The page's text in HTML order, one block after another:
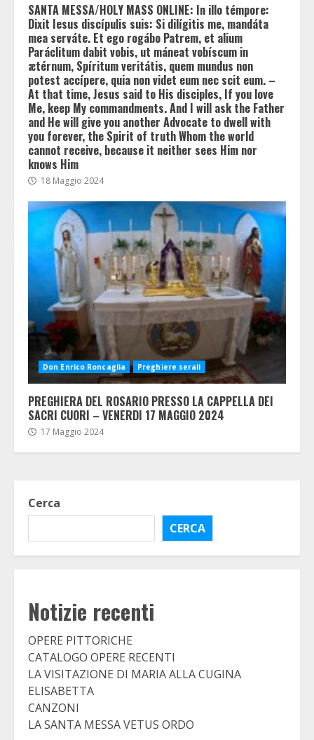
SANTA MESSA/HOLY MASS ONLINE: In illo témpore:
Dixit Iesus discípulis suis: Si dilígitis me, mandáta
mea serváte. Et ego rogábo Patrem, et alium
Paráclitum dabit vobis, ut máneat vobíscum in
ætérnum, Spíritum veritátis, quem mundus non
potest accípere, quia non videt eum nec scit eum. –
At that time, Jesus said to His disciples, If you love
Me, keep My commandments. And I will ask the Father
and He will give you another Advocate to dwell with
you forever, the Spirit of truth Whom the world
cannot receive, because it neither sees Him nor
knows Him
18 Maggio 2024
Don Enrico Roncaglia Preghiere serali
PREGHIERA DEL ROSARIO PRESSO LA CAPPELLA DEI
SACRI CUORI – VENERDI 17 MAGGIO 2024
17 Maggio 2024
Cerca
CERCA
Notizie recenti
OPERE PITTORICHE
CATALOGO OPERE RECENTI
LA VISITAZIONE DI MARIA ALLA CUGINA
ELISABETTA
CANZONI
LA SANTA MESSA VETUS ORDO